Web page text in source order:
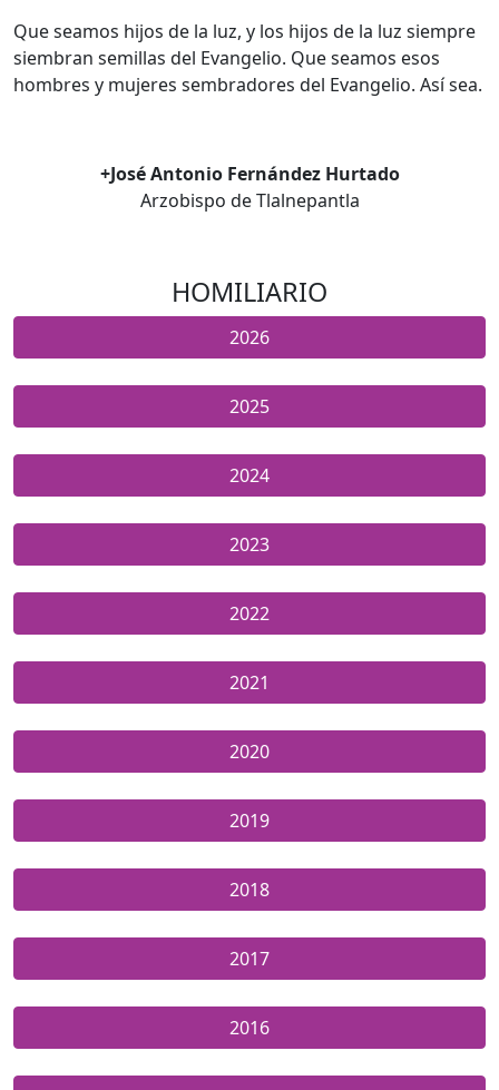
Que seamos hijos de la luz, y los hijos de la luz siempre
siembran semillas del Evangelio. Que seamos esos
hombres y mujeres sembradores del Evangelio. Así sea.
+José Antonio Fernández Hurtado
Arzobispo de Tlalnepantla
HOMILIARIO
2026
2025
2024
2023
2022
2021
2020
2019
2018
2017
2016